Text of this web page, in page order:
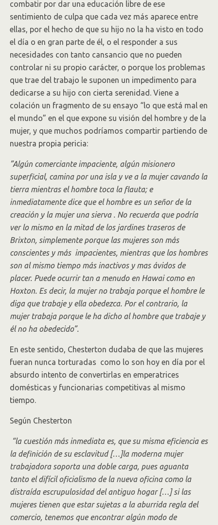
combatir por dar una educación libre de ese
sentimiento de culpa que cada vez más aparece entre
ellas, por el hecho de que su hijo no la ha visto en todo
el día o en gran parte de él, o el responder a sus
necesidades con tanto cansancio que no pueden
controlar ni su propio carácter, o porque los problemas
que trae del trabajo le suponen un impedimento para
dedicarse a su hijo con cierta serenidad. Viene a
colación un fragmento de su ensayo “lo que está mal en
el mundo” en el que expone su visión del hombre y de la
mujer, y que muchos podríamos compartir partiendo de
nuestra propia pericia:
”Algún comerciante impaciente, algún misionero
superficial, camina por una isla y ve a la mujer cavando la
tierra mientras el hombre toca la flauta; e
inmediatamente dice que el hombre es un señor de la
creación y la mujer una sierva . No recuerda que podría
ver lo mismo en la mitad de los jardines traseros de
Brixton, simplemente porque las mujeres son más
conscientes y más impacientes, mientras que los hombres
son al mismo tiempo más inactivos y mas ávidos de
placer. Puede ocurrir tan a menudo en Hawai como en
Hoxton. Es decir, la mujer no trabaja porque el hombre le
diga que trabaje y ella obedezca. Por el contrario, la
mujer trabaja porque le ha dicho al hombre que trabaje y
él no ha obedecido”.
En este sentido, Chesterton dudaba de que las mujeres
fueran nunca torturadas como lo son hoy en día por el
absurdo intento de convertirlas en emperatrices
domésticas y funcionarias competitivas al mismo
tiempo.
Según Chesterton
“la cuestión más inmediata es, que su misma eficiencia es
la definición de su esclavitud […]la moderna mujer
trabajadora soporta una doble carga, pues aguanta
tanto el difícil oficialismo de la nueva oficina como la
distraída escrupulosidad del antiguo hogar […] si las
mujeres tienen que estar sujetas a la aburrida regla del
comercio, tenemos que encontrar algún modo de